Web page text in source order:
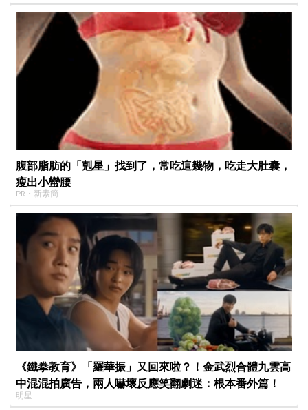
腹部脂肪的「剋星」找到了，常吃這幾物，吃走大肚囊，
瘦出小蠻腰
PR・新素簡
《鐵拳教育》「羅華振」又回來啦？！金武烈合體九雲高
中混混拍廣告，兩人嚇壞反應笑翻劇迷：根本番外篇！
明星